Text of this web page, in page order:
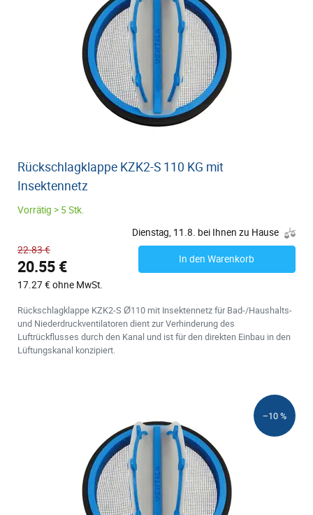
Rückschlagklappe KZK2-S 110 KG mit
Insektennetz
Vorrätig > 5 Stk.
Dienstag, 11.8. bei Ihnen zu Hause
22.83 €
20.55 €
17.27 € ohne MwSt.
In den Warenkorb
Rückschlagklappe KZK2-S Ø110 mit Insektennetz für Bad-/Haushalts-
und Niederdruckventilatoren dient zur Verhinderung des
Luftrückflusses durch den Kanal und ist für den direkten Einbau in den
Lüftungskanal konzipiert.
−10 %